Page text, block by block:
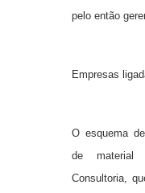
pelo então
Empresas
O esquema
de material
Consultoria,